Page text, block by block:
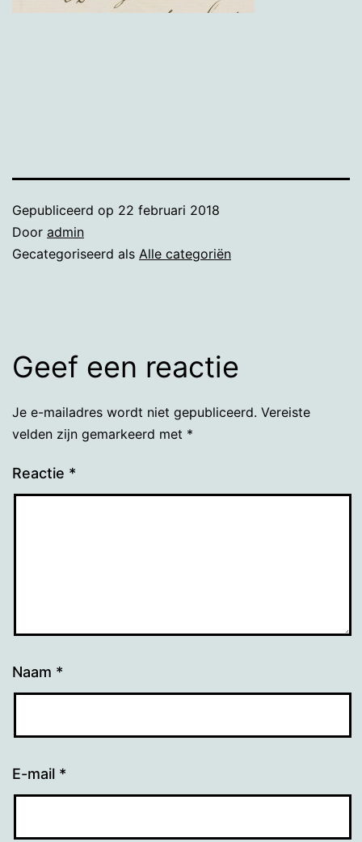
Gepubliceerd op 22 februari 2018
Door admin
Gecategoriseerd als Alle categoriën
Geef een reactie
Je e-mailadres wordt niet gepubliceerd. Vereiste
velden zijn gemarkeerd met *
Reactie *
Naam *
E-mail *